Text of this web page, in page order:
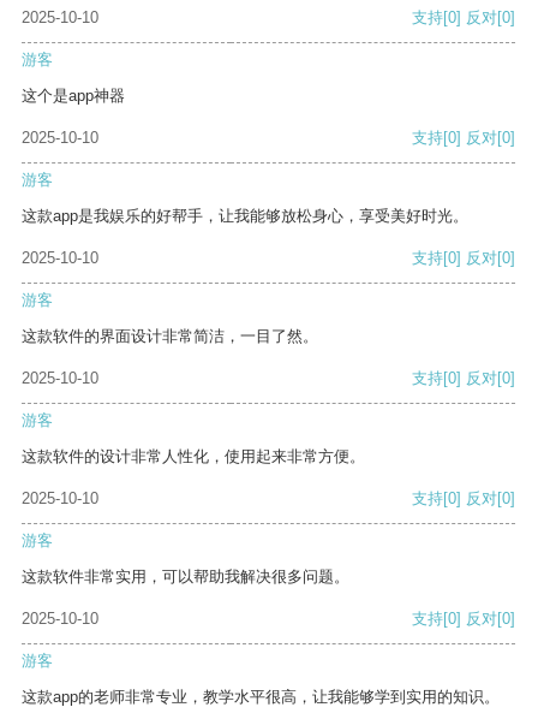
2025-10-10 支持[0] 反对[0]
游客
这个是app神器
2025-10-10 支持[0] 反对[0]
游客
这款app是我娱乐的好帮手，让我能够放松身心，享受美好时光。
2025-10-10 支持[0] 反对[0]
游客
这款软件的界面设计非常简洁，一目了然。
2025-10-10 支持[0] 反对[0]
游客
这款软件的设计非常人性化，使用起来非常方便。
2025-10-10 支持[0] 反对[0]
游客
这款软件非常实用，可以帮助我解决很多问题。
2025-10-10 支持[0] 反对[0]
游客
这款app的老师非常专业，教学水平很高，让我能够学到实用的知识。